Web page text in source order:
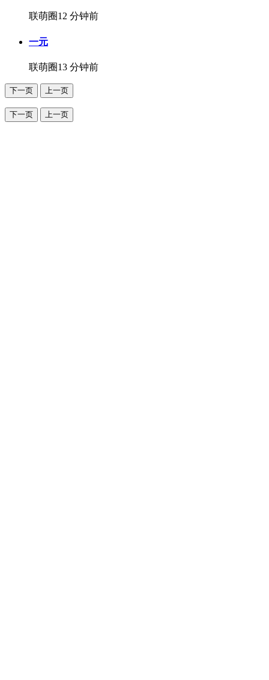
联萌圈12 分钟前
一元
联萌圈13 分钟前
下一页 上一页
下一页 上一页